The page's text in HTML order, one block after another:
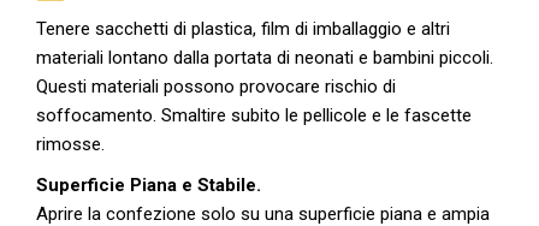
Tenere sacchetti di plastica, film di imballaggio e altri
materiali lontano dalla portata di neonati e bambini piccoli.
Questi materiali possono provocare rischio di
soffocamento. Smaltire subito le pellicole e le fascette
rimosse.
Superficie Piana e Stabile.
Aprire la confezione solo su una superficie piana e ampia